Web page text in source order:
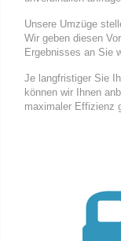
Unsere Umzüge
Wir geben diesen
Ergebnisses an Sie
Je langfristiger Sie
können wir Ihnen
maximaler Effizienz